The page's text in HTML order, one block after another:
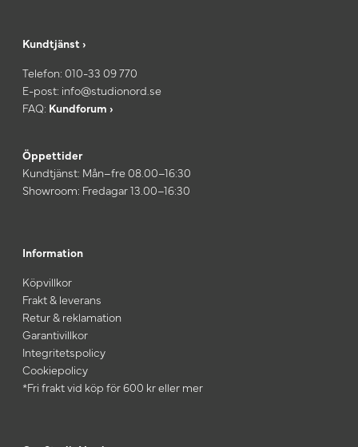
Kundtjänst ›
Telefon: 010-33 09 770
E-post: info@studionord.se
FAQ: Kundforum ›
Öppettider
Kundtjänst: Mån–fre 08.00–16:30
Showroom: Fredagar 13.00–16:30
Information
Köpvillkor
Frakt & leverans
Retur & reklamation
Garantivillkor
Integritetspolicy
Cookiepolicy
*Fri frakt vid köp för 600 kr eller mer